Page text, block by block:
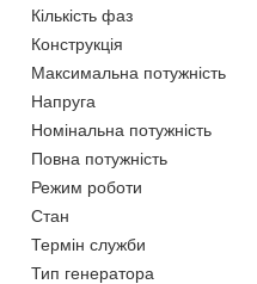
Кількість фаз
Конструкція
Максимальна потужність
Напруга
Номінальна потужність
Повна потужність
Режим роботи
Стан
Термін служби
Тип генератора